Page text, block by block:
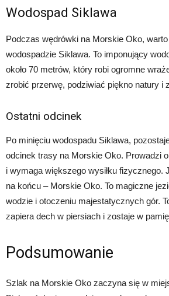
Wodospad Siklawa
Podczas wędrówki na Morskie Oko,
wodospadzie Siklawa. To imponujący
około 70 metrów, który robi ogromne
zrobić przerwę, podziwiać piękno natury i
Ostatni odcinek
Po minięciu wodospadu Siklawa,
odcinek trasy na Morskie Oko. Prowadzi
i wymaga większego wysiłku fizycznego.
na końcu – Morskie Oko. To magiczne
wodzie i otoczeniu majestatycznych gór.
zapiera dech w piersiach i zostaje w
Podsumowanie
Szlak na Morskie Oko zaczyna się w